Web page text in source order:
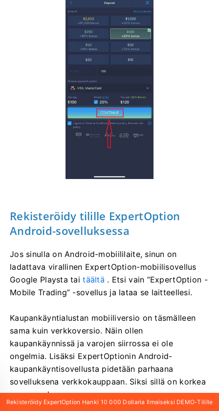
Rekisteröidy tilille ExpertOption
Android-sovelluksessa
Jos sinulla on Android-mobiililaite, sinun on
ladattava virallinen ExpertOption-mobiilisovellus
Google Playsta taitäältä . Etsi vain ”ExpertOption -
Mobile Trading” -sovellus ja lataa se laitteellesi.
Kaupankäyntialustan mobiiliversio on täsmälleen
sama kuin verkkoversio. Näin ollen
kaupankäynnissä ja varojen siirrossa ei ole
ongelmia. Lisäksi ExpertOptionin Android-
kaupankäyntisovellusta pidetään parhaana
sovelluksena verkkokauppaan. Siksi sillä on korkea
arvosana kaupassa.
Rekisteröidy ExpertOption Hanki 10 000 Dollaria Ilmaiseksi DEMO-Tilille